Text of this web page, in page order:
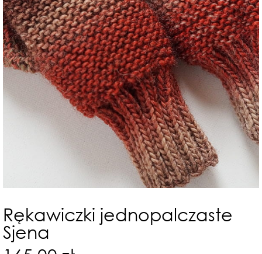
Rękawiczki jednopalczaste
Sjena